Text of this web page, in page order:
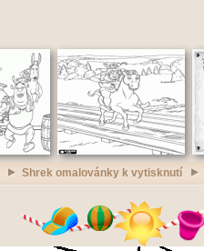
Shrek omalovánky k vytisknutí